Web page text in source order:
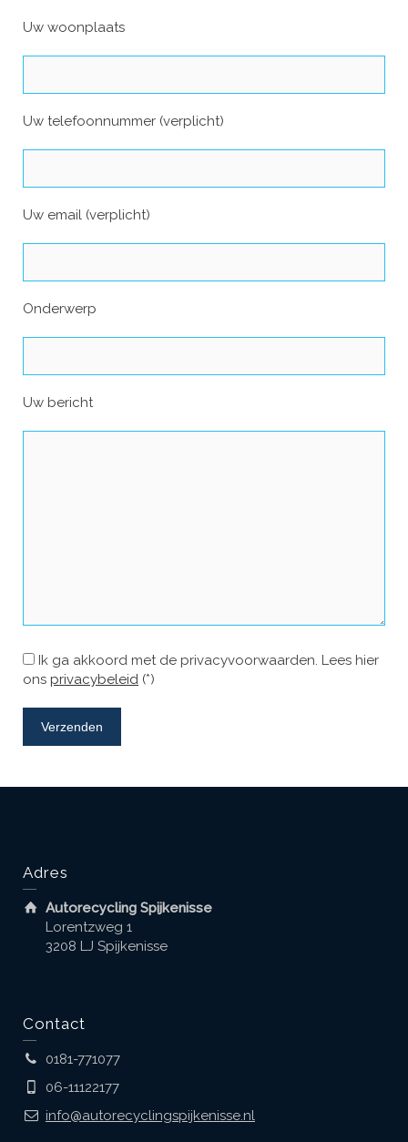
Uw woonplaats
Uw telefoonnummer (verplicht)
Uw email (verplicht)
Onderwerp
Uw bericht
Ik ga akkoord met de privacyvoorwaarden. Lees hier
ons privacybeleid (*)
Adres
Autorecycling Spijkenisse
Lorentzweg 1
3208 LJ Spijkenisse
Contact
0181-771077
06-11122177
info@autorecyclingspijkenisse.nl